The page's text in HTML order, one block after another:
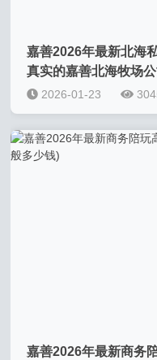
嘉善2026年最新北海
真实的嘉善北海牧场
2026-01-23
嘉善2026年最新商务